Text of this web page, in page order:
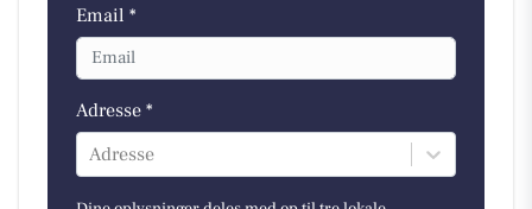
Email *
Adresse *
Adresse